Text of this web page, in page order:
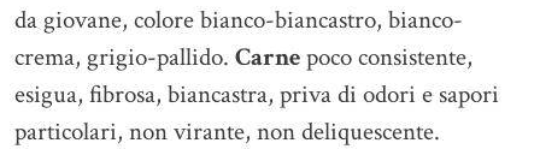
da giovane, colore bianco-biancastro, bianco-
crema, grigio-pallido. Carnepoco consistente,
esigua, fibrosa, biancastra, priva di odori e sapori
particolari, non virante, non deliquescente.